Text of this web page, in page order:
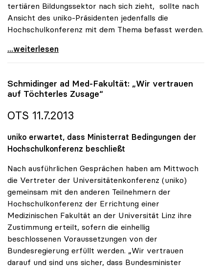
tertiären Bildungssektor nach sich zieht, sollte nach
Ansicht des uniko-Präsidenten jedenfalls die
Hochschulkonferenz mit dem Thema befasst werden.
uniko zu Promotionsrecht: „Seriöses
...weiterlesen
Schmidinger ad Med-Fakultät: „Wir vertrauen
auf Töchterles Zusage“
OTS 11.7.2013
uniko erwartet, dass Ministerrat Bedingungen der
Hochschulkonferenz beschließt
Nach ausführlichen Gesprächen haben am Mittwoch
die Vertreter der Universitätenkonferenz (uniko)
gemeinsam mit den anderen Teilnehmern der
Hochschulkonferenz der Errichtung einer
Medizinischen Fakultät an der Universität Linz ihre
Zustimmung erteilt, sofern die einhellig
beschlossenen Voraussetzungen von der
Bundesregierung erfüllt werden. „Wir vertrauen
darauf und sind uns sicher, dass Bundesminister